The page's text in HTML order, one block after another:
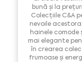
bună și la
Colecțiile C&A
nevoile
hainele
mai elegante
în crearea
frumoase și